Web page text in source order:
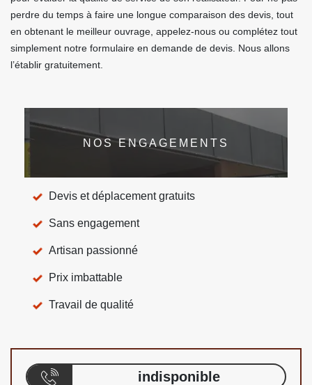
perdre du temps à faire une longue comparaison des devis, tout
en obtenant le meilleur ouvrage, appelez-nous ou complétez tout
simplement notre formulaire en demande de devis. Nous allons
l’établir gratuitement.
NOS ENGAGEMENTS
Devis et déplacement gratuits
Sans engagement
Artisan passionné
Prix imbattable
Travail de qualité
indisponible